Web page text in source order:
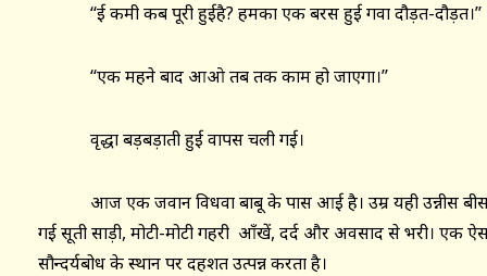
‘‘ई कमी कब पूरी हुईहै? हमका एक बरस हुई गवा दौड़त-दौड़त।’’
‘‘एक महने बाद आओ तब तक काम हो जाएगा।’’
वृद्धा बड़बड़ाती हुई वापस चली गई।
आज एक जवान विधवा बाबू के पास आई है। उम्र यही उन्नीस बीस
गई सूती साड़ी, मोटी-मोटी गहरी आँखें, दर्द और अवसाद से भरी। एक
सौन्दर्यबोध के स्थान पर दहशत उत्पन्न करता है।